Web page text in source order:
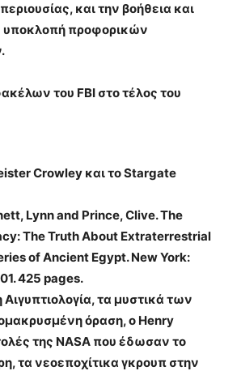
και την βοήθεια και
υποκλοπή προφορικών
του FBI στο τέλος του
Crowley και το Stargate
Lynn and Prince, Clive. The
The Truth About Extraterrestrial
of Ancient Egypt. New York:
425 pages.
Αιγυπτιολογία, τα μυστικά των
όραση, ο Henry
της NASA που έδωσαν το
τα νεοεποχίτικα γκρουπ στην